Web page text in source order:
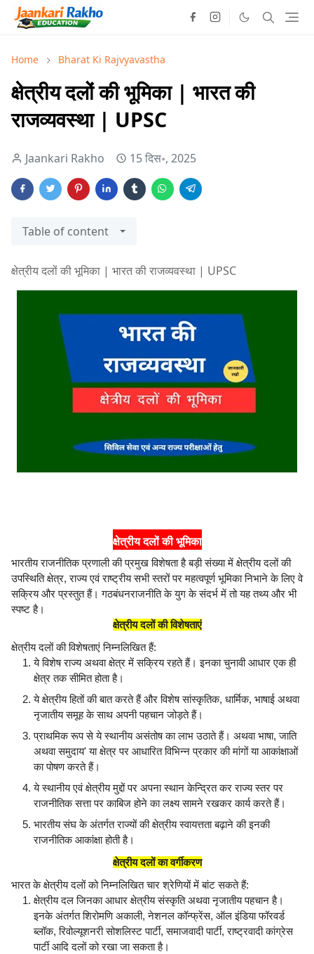
Home Bharat Ki Rajvyavastha
क्षेत्रीय दलों की भूमिका | भारत की
राजव्यवस्था | UPSC
Jaankari Rakho 15 दिस॰, 2025
Table of content
क्षेत्रीय दलों की भूमिका | भारत की राजव्यवस्था | UPSC
क्षेत्रीय दलों की भूमिका
भारतीय राजनीतिक प्रणाली की प्रमुख विशेषता है बड़ी संख्या में क्षेत्रीय दलों की
उपस्थिति क्षेत्र, राज्य एवं राष्ट्रीय सभी स्तरों पर महत्वपूर्ण भूमिका निभाने के लिए वे
सक्रिय और प्रस्तुत हैं। गठबंधनराजनीति के युग के संदर्भ में तो यह तथ्य और भी
स्पष्ट है।
क्षेत्रीय दलों की विशेषताएं
क्षेत्रीय दलों की विशेषताएं निम्नलिखित हैं:
ये विशेष राज्य अथवा क्षेत्र में सक्रिय रहते हैं। इनका चुनावी आधार एक ही
क्षेत्र तक सीमित होता है।
ये क्षेत्रीय हितों की बात करते हैं और विशेष सांस्कृतिक, धार्मिक, भाषाई अथवा
नृजातीय समूह के साथ अपनी पहचान जोड़ते हैं।
प्राथमिक रूप से ये स्थानीय असंतोष का लाभ उठाते हैं। अथवा भाषा, जाति
अथवा समुदाय' या क्षेत्र पर आधारित विभिन्न प्रकार की मांगों या आकांक्षाओं
का पोषण करते हैं।
ये स्थानीय एवं क्षेत्रीय मुद्दों पर अपना स्थान केन्द्रित कर राज्य स्तर पर
राजनीतिक सत्ता पर काबिज होने का लक्ष्य सामने रखकर कार्य करते हैं।
भारतीय संघ के अंतर्गत राज्यों की क्षेत्रीय स्वायत्तता बढ़ाने की इनकी
राजनीतिक आकांक्षा होती है।
क्षेत्रीय दलों का वर्गीकरण
भारत के क्षेत्रीय दलों को निम्नलिखित चार श्रेणियों में बांट सकते हैं:
क्षेत्रीय दल जिनका आधार क्षेत्रीय संस्कृति अथवा नृजातीय पहचान है।
इनके अंतर्गत शिरोमणि अकाली, नेशनल कॉन्फ्रेंस, ऑल इंडिया फॉरवर्ड
ब्लॉक, रिवोल्यूशनरी सोशलिस्ट पार्टी, समाजवादी पार्टी, राष्ट्रवादी कांग्रेस
पार्टी आदि दलों को रखा जा सकता है।